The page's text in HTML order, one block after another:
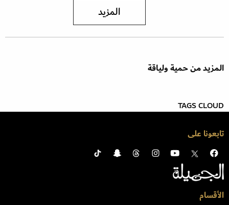
المزيد
المزيد من حمية ولياقة
TAGS CLOUD
تابعونا على
الأقسام